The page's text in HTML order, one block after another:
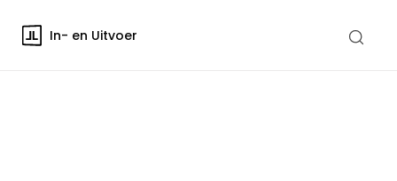
In- en Uitvoer